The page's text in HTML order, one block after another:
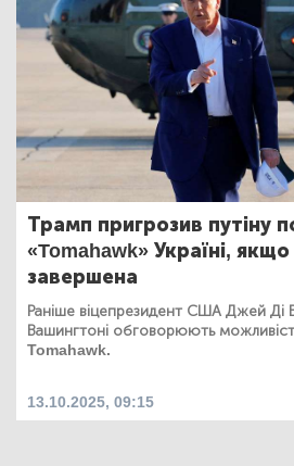
Трамп пригрозив путіну
«Tomahawk» Україні,
завершена
Раніше віцепрезидент США Джей Ді
Вашингтоні обговорюють
Tomahawk.
13.10.2025, 09:15